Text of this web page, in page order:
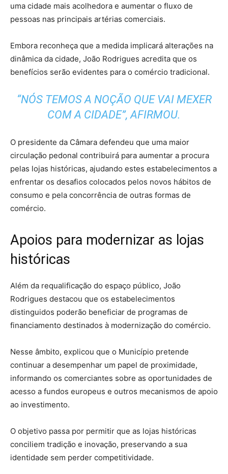
uma cidade mais acolhedora e aumentar o fluxo de
pessoas nas principais artérias comerciais.
Embora reconheça que a medida implicará alterações na
dinâmica da cidade, João Rodrigues acredita que os
benefícios serão evidentes para o comércio tradicional.
“NÓS TEMOS A NOÇÃO QUE VAI MEXER
COM A CIDADE”, AFIRMOU.
O presidente da Câmara defendeu que uma maior
circulação pedonal contribuirá para aumentar a procura
pelas lojas históricas, ajudando estes estabelecimentos a
enfrentar os desafios colocados pelos novos hábitos de
consumo e pela concorrência de outras formas de
comércio.
Apoios para modernizar as lojas
históricas
Além da requalificação do espaço público, João
Rodrigues destacou que os estabelecimentos
distinguidos poderão beneficiar de programas de
financiamento destinados à modernização do comércio.
Nesse âmbito, explicou que o Município pretende
continuar a desempenhar um papel de proximidade,
informando os comerciantes sobre as oportunidades de
acesso a fundos europeus e outros mecanismos de apoio
ao investimento.
O objetivo passa por permitir que as lojas históricas
conciliem tradição e inovação, preservando a sua
identidade sem perder competitividade.